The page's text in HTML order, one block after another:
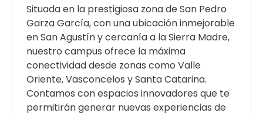
Situada en la prestigiosa zona de San Pedro
Garza García, con una ubicación inmejorable
en San Agustín y cercanía a la Sierra Madre,
nuestro campus ofrece la máxima
conectividad desde zonas como Valle
Oriente, Vasconcelos y Santa Catarina.
Contamos con espacios innovadores que te
permitirán generar nuevas experiencias de